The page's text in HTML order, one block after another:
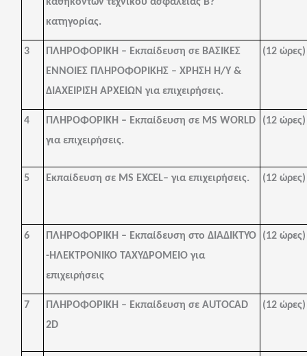
κατηγορίας.
3
ΠΛΗΡΟΦΟΡΙΚΗ – Εκπαίδευση σε ΒΑΣΙΚΕΣ
ΕΝΝΟΙΕΣ ΠΛΗΡΟΦΟΡΙΚΗΣ – ΧΡΗΣΗ Η/Υ &
ΔΙΑΧΕΙΡΙΣΗ ΑΡΧΕΙΩΝ για επιχειρήσεις.
(12 ώρες)
4 ΠΛΗΡΟΦΟΡΙΚΗ – Εκπαίδευση σε MS WORLD
για επιχειρήσεις.
(12 ώρες)
5 Εκπαίδευση σε MS EXCEL– για επιχειρήσεις. (12 ώρες)
6
ΠΛΗΡΟΦΟΡΙΚΗ – Εκπαίδευση στο ΔΙΑΔΙΚΤΥΟ
-ΗΛΕΚΤΡΟΝΙΚΟ ΤΑΧΥΔΡΟΜΕΙΟ για
επιχειρήσεις
(12 ώρες)
7 ΠΛΗΡΟΦΟΡΙΚΗ – Εκπαίδευση σε AUTOCAD
2D
(12 ώρες)